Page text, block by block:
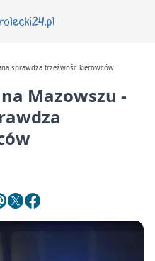
sprawdza trzeźwość kierowców
Mazowszu -